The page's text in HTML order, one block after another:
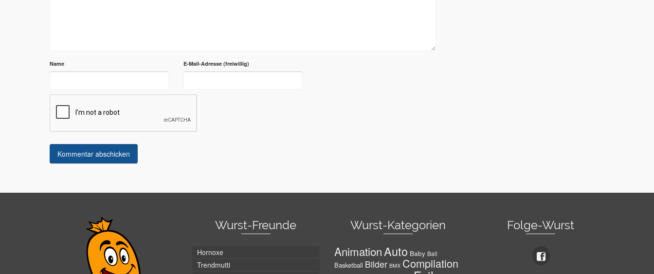
Name E-Mail-Adresse
Wurst-Freunde
Hornoxe
Trendmutti
Wurst-Kategorien
AnimationAuto Baby Ball
Basketball Bilder BMX Compilation
Folge-Wurst